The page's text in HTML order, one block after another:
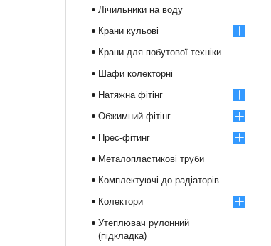
Лічильники на воду
Крани кульові
Крани для побутової техніки
Шафи колекторні
Натяжна фітінг
Обжимний фітінг
Прес-фітинг
Металопластикові труби
Комплектуючі до радіаторів
Колектори
Утеплювач рулонний
(підкладка)